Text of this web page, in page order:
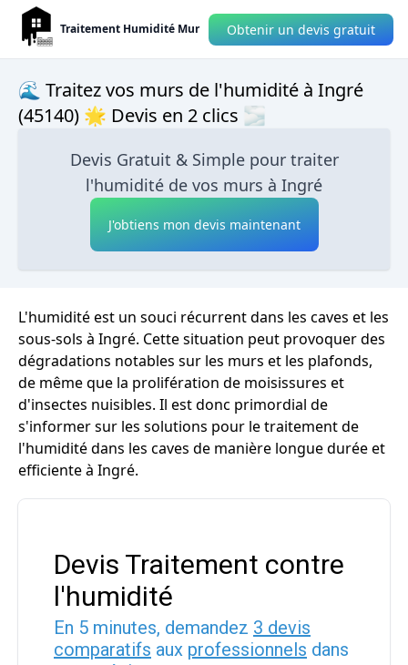
Traitement Humidité Mur Obtenir un devis gratuit
🌊 Traitez vos murs de l'humidité à Ingré
(45140) 🌟 Devis en 2 clics 🌫
Devis Gratuit & Simple pour traiter
l'humidité de vos murs à Ingré
J'obtiens mon devis maintenant
L'humidité est un souci récurrent dans les caves et les
sous-sols à Ingré. Cette situation peut provoquer des
dégradations notables sur les murs et les plafonds,
de même que la prolifération de moisissures et
d'insectes nuisibles. Il est donc primordial de
s'informer sur les solutions pour le traitement de
l'humidité dans les caves de manière longue durée et
efficiente à Ingré.
Devis Traitement contre
l'humidité
En 5 minutes, demandez 3 devis
comparatifs aux professionnels dans